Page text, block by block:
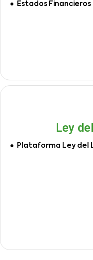
Estados
Ley
Plataforma Ley del